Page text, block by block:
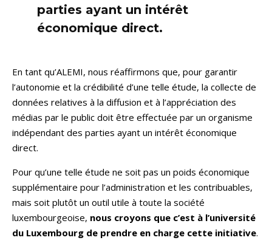
parties ayant un intérêt
économique direct.
En tant qu’ALEMI, nous réaffirmons que, pour garantir
l’autonomie et la crédibilité d’une telle étude, la collecte de
données relatives à la diffusion et à l’appréciation des
médias par le public doit être effectuée par un organisme
indépendant des parties ayant un intérêt économique
direct.
Pour qu’une telle étude ne soit pas un poids économique
supplémentaire pour l’administration et les contribuables,
mais soit plutôt un outil utile à toute la société
luxembourgeoise, nous croyons que c’est à l’université
du Luxembourg de prendre en charge cette initiative.